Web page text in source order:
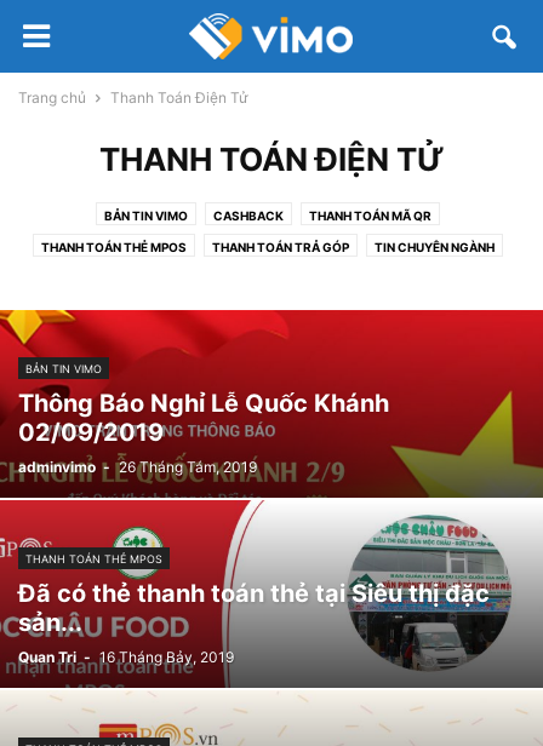
Trang chủ Thanh Toán Điện Tử
THANH TOÁN ĐIỆN TỬ
BẢN TIN VIMO CASHBACK THANH TOÁN MÃ QR
THANH TOÁN THẺ MPOS THANH TOÁN TRẢ GÓP TIN CHUYÊN NGÀNH
BẢN TIN VIMO
Thông Báo Nghỉ Lễ Quốc Khánh
02/09/2019
adminvimo - 26 Tháng Tám, 2019
THANH TOÁN THẺ MPOS
Đã có thẻ thanh toán thẻ tại Siêu thị đặc
sản...
Quan Tri - 16 Tháng Bảy, 2019